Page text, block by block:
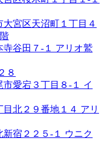
宮区天沼町１丁目４
寺谷田７-１ アリオ鷲
８
市愛宕３丁目８-１ イ
北２９番地１４ アリ
宿２２５-１ ウニク